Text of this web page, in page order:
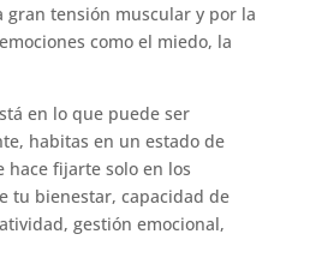
gran tensión muscular y por la
como el miedo, la
en lo que puede ser
habitas en un estado de
fijarte solo en los
tu bienestar, capacidad de
gestión emocional,